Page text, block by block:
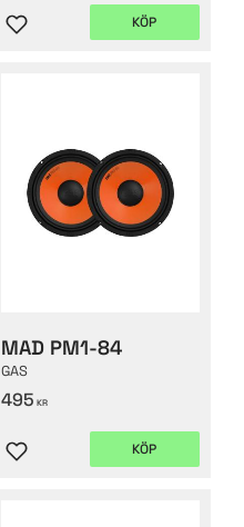
Lägg till i favoriter
KÖP
MAD PM1-84
GAS
495 KR
Lägg till i favoriter
KÖP